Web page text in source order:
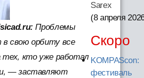
Проблемы
в свою орбиту все
тех, кто уже работал
— заставляют
Sarex
(8 апреля
Скоро
KOMPAScon:
фестиваль